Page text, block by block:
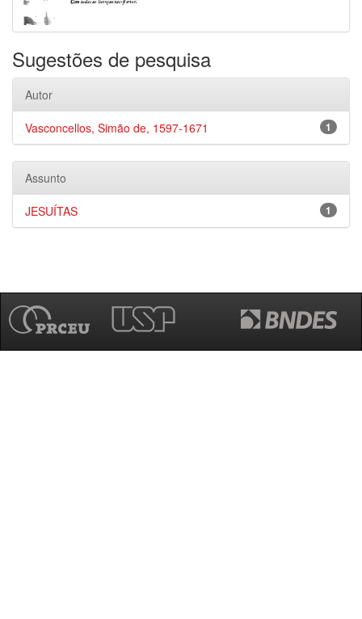
Sugestões de pesquisa
Autor
1
Vasconcellos, Simão de, 1597-1671
Assunto
1
JESUÍTAS